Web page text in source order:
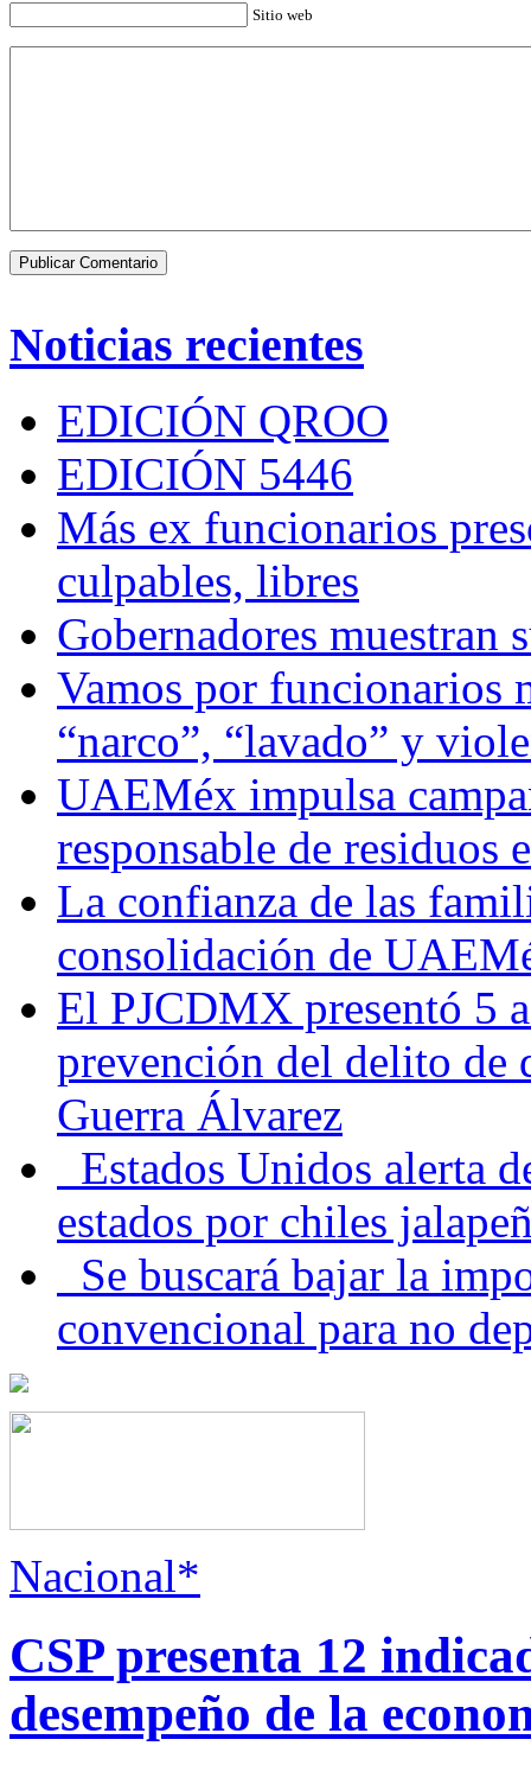
Sitio web
Noticias recientes
EDICIÓN QROO
EDICIÓN 5446
Más ex funcionarios
culpables, libres
Gobernadores muestran
Vamos por funcionarios
“narco”, “lavado” y
UAEMéx impulsa
responsable de residuos
La confianza de las
consolidación de
El PJCDMX presentó 5
prevención del delito de
Guerra Álvarez
Estados Unidos alerta
estados por chiles
Se buscará bajar la
convencional para no
Nacional*
CSP presenta 12
desempeño de la